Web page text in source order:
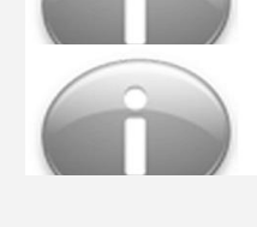
入会指南